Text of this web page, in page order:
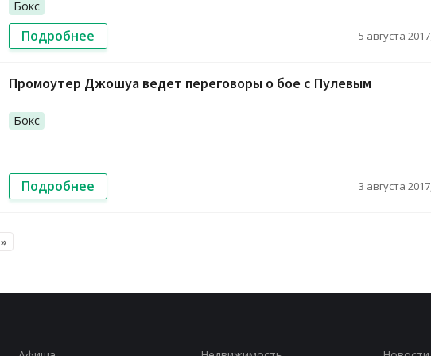
Бокс
Подробнее 5 августа
Промоутер Джошуа ведет переговоры о бое с Пулевым
Бокс
Подробнее 3 августа
»